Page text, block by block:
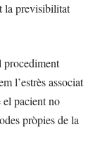
la previsibilitat
procediment
l’estrès associat
pacient no
pròpies de la